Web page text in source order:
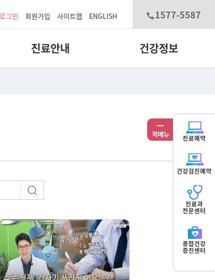
로그인 회원가입 사이트맵 ENGLISH 1577-5587
진료안내 건강정보
진료예약
건강검진예약
진료과
전문센터
종합건강
증진센터